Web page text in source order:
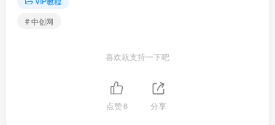
# 中创网
喜欢就支持一下吧
点赞6 分享